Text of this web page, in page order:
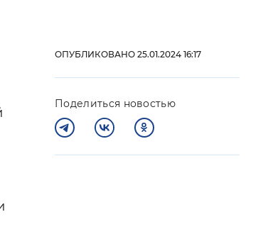
ОПУБЛИКОВАНО 25.01.2024 16:17
Поделиться новостью